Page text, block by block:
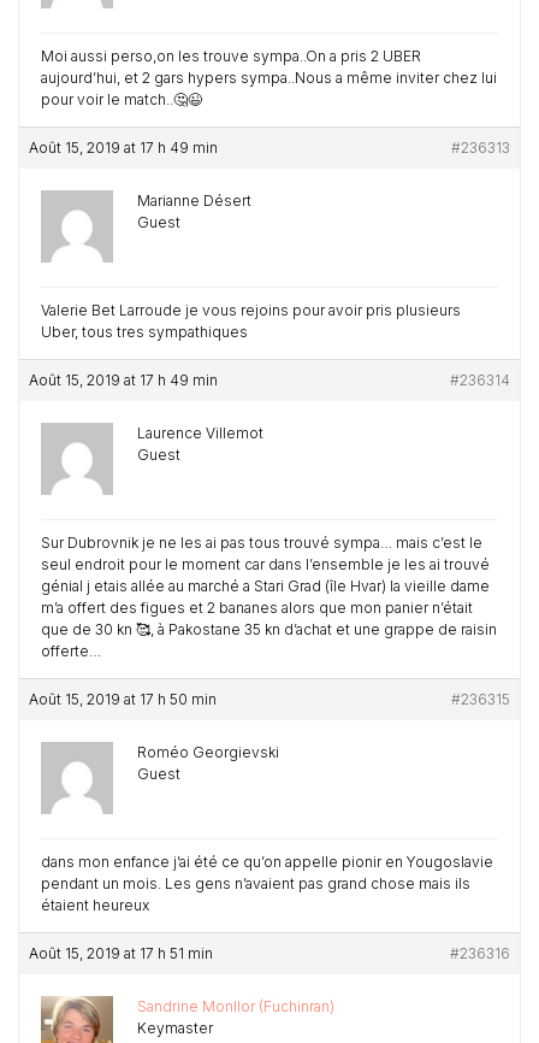
Moi aussi perso,on les trouve sympa..On a pris 2 UBER
aujourd’hui, et 2 gars hypers sympa..Nous a même inviter chez lui
pour voir le match..🤔😉
Août 15, 2019 at 17 h 49 min #236313
Marianne Désert
Guest
Valerie Bet Larroude je vous rejoins pour avoir pris plusieurs
Uber, tous tres sympathiques
Août 15, 2019 at 17 h 49 min #236314
Laurence Villemot
Guest
Sur Dubrovnik je ne les ai pas tous trouvé sympa… mais c’est le
seul endroit pour le moment car dans l’ensemble je les ai trouvé
génial j etais allée au marché a Stari Grad (île Hvar) la vieille dame
m’a offert des figues et 2 bananes alors que mon panier n’était
que de 30 kn 🥰, à Pakostane 35 kn d’achat et une grappe de raisin
offerte…
Août 15, 2019 at 17 h 50 min #236315
Roméo Georgievski
Guest
dans mon enfance j’ai été ce qu’on appelle pionir en Yougoslavie
pendant un mois. Les gens n’avaient pas grand chose mais ils
étaient heureux
Août 15, 2019 at 17 h 51 min #236316
Sandrine Monllor (Fuchinran)
Keymaster